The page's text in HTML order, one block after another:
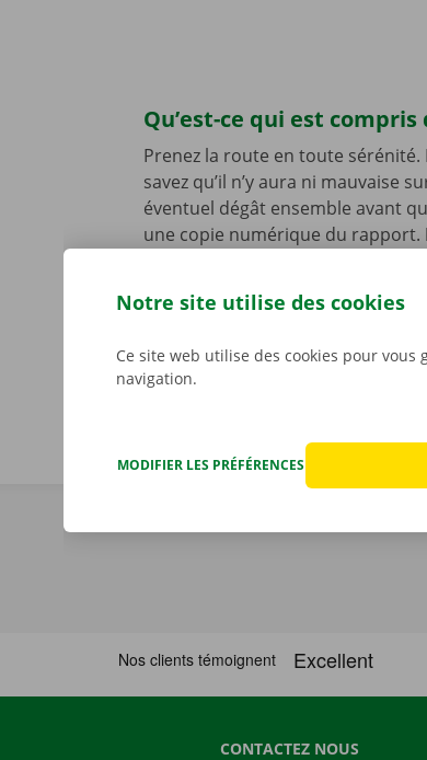
Qu’est-ce qui est
Prenez la route en toute
savez qu’il n’y aura ni mauvaise
éventuel dégât ensemble avant
une copie numérique du rapport.
dépannage disponible 24 h/24 et 7
CONTACTEZ NOUS
Notre site utilise des cookies
Ce site web utilise des cookies pour
navigation.
MODIFIER LES PRÉFÉRENCES